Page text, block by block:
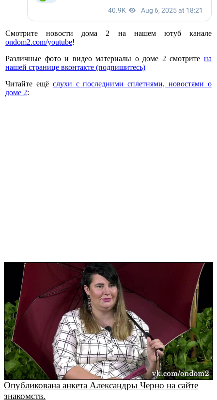
Смотрите новости дома 2 на нашем ютуб канале
ondom2.com/youtube!
Различные фото и видео материалы о доме 2 смотрите на
нашей странице вконтакте (подпишитесь)
Читайте ещё слухи с последними сплетнями, новостями о
доме 2:
Опубликована анкета Александры Черно на сайте
знакомств.